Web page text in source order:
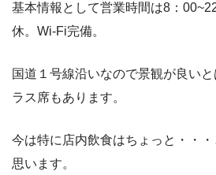
基本情報として営業時間は8：
休。Wi-Fi完備。
国道１号線沿いなので景観が良い
ラス席もあります。
今は特に店内飲食はちょっと・・
思います。